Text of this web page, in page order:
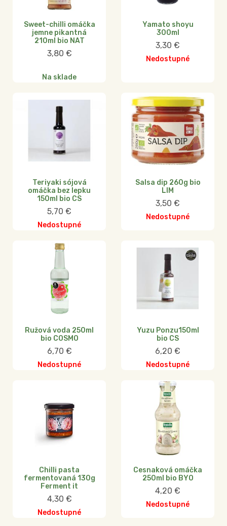
Sweet-chilli omáčka
jemne pikantná
210ml bio NAT
3,80 €
Na sklade
Yamato shoyu
300ml
3,30 €
Nedostupné
Teriyaki sójová
omáčka bez lepku
150ml bio CS
5,70 €
Nedostupné
Salsa dip 260g bio
LIM
3,50 €
Nedostupné
Ružová voda 250ml
bio COSMO
6,70 €
Nedostupné
Yuzu Ponzu150ml
bio CS
6,20 €
Nedostupné
Chilli pasta
fermentovaná 130g
Ferment it
4,30 €
Nedostupné
Cesnaková omáčka
250ml bio BYO
4,20 €
Nedostupné